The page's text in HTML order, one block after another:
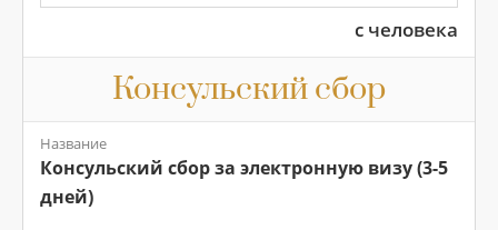
с человека
Консульский сбор
Название
Консульский сбор за электронную визу (3-5
дней)